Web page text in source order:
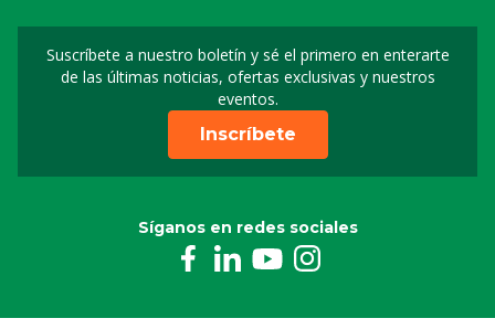
Suscríbete a nuestro boletín y sé el primero en enterarte
de las últimas noticias, ofertas exclusivas y nuestros
eventos.
Suscripción a nuestro
Inscríbete
Síganos en redes sociales